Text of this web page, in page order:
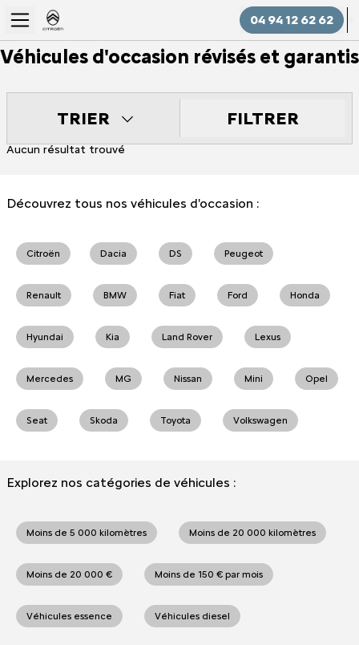
04 94 12 62 62
Véhicules d'occasion révisés et garantis
TRIER FILTRER
Aucun résultat trouvé
Découvrez tous nos véhicules d'occasion :
Citroën Dacia DS Peugeot
Renault BMW Fiat Ford Honda
Hyundai Kia Land Rover Lexus
Mercedes MG Nissan Mini Opel
Seat Skoda Toyota Volkswagen
Explorez nos catégories de véhicules :
Moins de 5 000 kilomètres Moins de 20 000 kilomètres
Moins de 20 000 € Moins de 150 € par mois
Véhicules essence Véhicules diesel